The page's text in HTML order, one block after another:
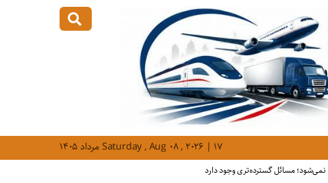
Saturday , Aug ۰۸ , ۲۰۲۶ | ۱۷ مرداد ۱۴۰۵
نمی‌شود؛ مسائل گسترده‌تری وجود دارد